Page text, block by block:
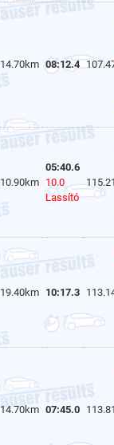
14.70km 08:12.4
10.90km
05:40.6
10.0
Lassító
115.21
19.40km 10:17.3
14.70km 07:45.0 113.81